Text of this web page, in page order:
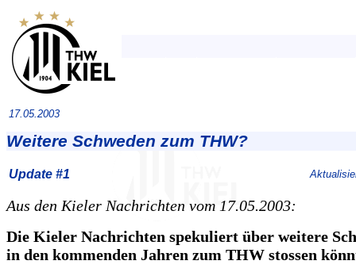
17.05.2003
Weitere Schweden zum THW?
Update #1
Aus den Kieler Nachrichten vom 17.05.2003:
Die Kieler Nachrichten spekuliert über weitere
in den kommenden Jahren zum THW stossen